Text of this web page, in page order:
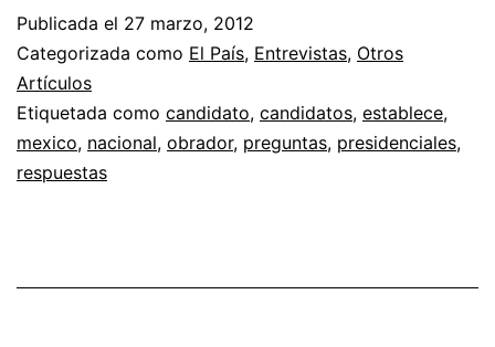
Publicada el 27 marzo, 2012
Categorizada como El País, Entrevistas, Otros
Artículos
Etiquetada como candidato, candidatos, establece,
mexico, nacional, obrador, preguntas, presidenciales,
respuestas